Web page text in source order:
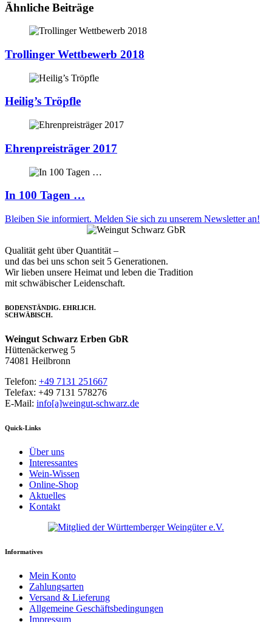
Ähnliche Beiträge
Trollinger Wettbewerb 2018
Heilig’s Tröpfle
Ehrenpreisträger 2017
In 100 Tagen …
Bleiben Sie informiert. Melden Sie sich zu unserem Newsletter an!
Qualität geht über Quantität –
und das bei uns schon seit 5 Generationen.
Wir lieben unsere Heimat und leben die Tradition
mit schwäbischer Leidenschaft.
BODENSTÄNDIG. EHRLICH.
SCHWÄBISCH.
Weingut Schwarz Erben GbR
Hüttenäckerweg 5
74081 Heilbronn
Telefon: +49 7131 251667
Telefax: +49 7131 578276
E-Mail: info[a]weingut-schwarz.de
Quick-Links
Über uns
Interessantes
Wein-Wissen
Online-Shop
Aktuelles
Kontakt
Informatives
Mein Konto
Zahlungsarten
Versand & Lieferung
Allgemeine Geschäftsbedingungen
Impressum